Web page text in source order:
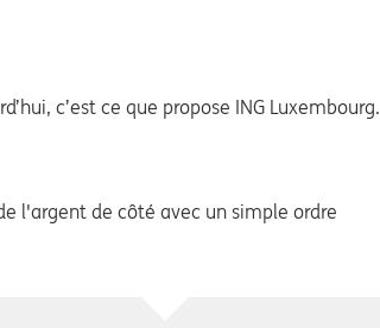
c’est ce que propose ING Luxembourg.
l'argent de côté avec un simple ordre